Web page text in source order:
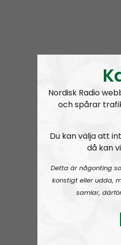
Nordisk Radio
och spårar
Du kan välja att
då kan
Detta är någonting
konstigt eller udda,
samlar,